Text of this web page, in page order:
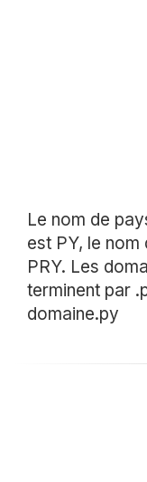
Le nom de
est PY, le
PRY. Les
terminent par
domaine.py